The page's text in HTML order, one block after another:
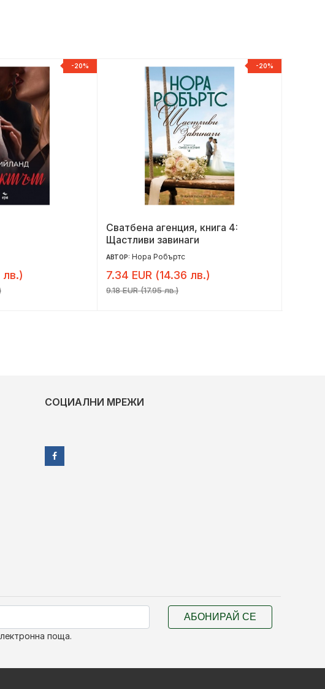
-20%
лв.)
-20%
Сватбена агенция, книга 4:
Щастливи завинаги
АВТОР: Нора Робъртс
7.34 EUR (14.36 лв.)
9.18 EUR (17.95 лв.)
СОЦИАЛНИ МРЕЖИ
поща.
АБОНИРАЙ СЕ